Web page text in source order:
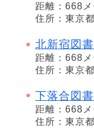
距離：668
住所：東京
北新宿図
距離：668
住所：東京
下落合図
距離：668
住所：東京